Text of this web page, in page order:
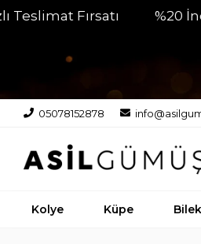
Fırsatı %20 İndirim
05078152878
Kolye Küpe